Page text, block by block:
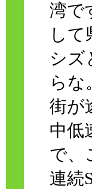
湾で
し
シズ
ら
街が
中低
で、
連続